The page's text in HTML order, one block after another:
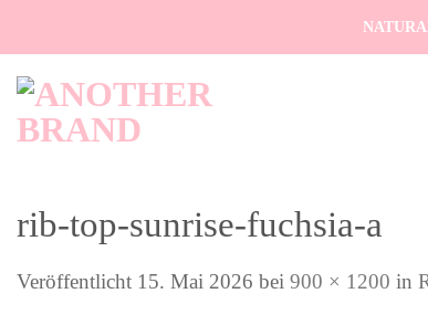
springen
rib-top-sunrise-fuchsia-a
Veröffentlicht 15. Mai 2026 bei 900 × 1200 in